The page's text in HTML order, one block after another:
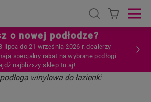
Open search
o nowej podłodze?
lipca do 21 września 2026 r. dealerzy
specjalny rabat na wybrane podłogi.
najbliższy sklep tutaj!